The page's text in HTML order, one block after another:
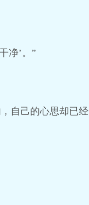
净’。”
自己的心思却已经